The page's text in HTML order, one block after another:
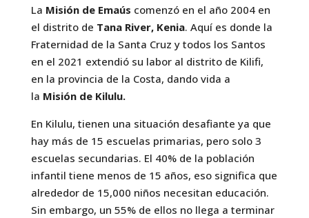
La Misión de Emaús comenzó en el año 2004 en
el distrito de Tana River, Kenia. Aquí es donde la
Fraternidad de la Santa Cruz y todos los Santos
en el 2021 extendió su labor al distrito de Kilifi,
en la provincia de la Costa, dando vida a
la Misión de Kilulu.
En Kilulu, tienen una situación desafiante ya que
hay más de 15 escuelas primarias, pero solo 3
escuelas secundarias. El 40% de la población
infantil tiene menos de 15 años, eso significa que
alrededor de 15,000 niños necesitan educación.
Sin embargo, un 55% de ellos no llega a terminar